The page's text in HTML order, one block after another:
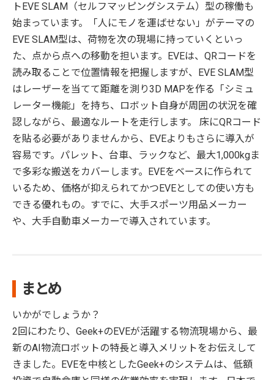
トEVE SLAM（セルフマッピングシステム）型の稼働も
始まっています。「人にモノを運ばせない」がテーマの
EVE SLAM型は、荷物を次の現場に持っていくといっ
た、点から点への移動を担います。EVEは、QRコードを
読み取ることで位置情報を把握しますが、EVE SLAM型
はレーザーを当てて距離を測り3D MAPを作る「シミュ
レーター機能」を持ち、ロボット自身が周囲の状況を確
認しながら、最適なルートを走行します。 床にQRコード
を貼る必要がありませんから、EVEよりもさらに導入が
容易です。パレット、台車、ラックなど、最大1,000kgま
で多彩な搬送をカバーします。EVEをベースに作られて
いるため、価格が抑えられてかつEVEとしての使い方も
できる優れもの。すでに、大手スポーツ用品メーカー
や、大手自動車メーカーで導入されています。
まとめ
いかがでしょうか？
2回にわたり、Geek+のEVEが活躍する物流現場から、最
新のAI物流ロボットの特長と導入メリットをお伝えして
きました。EVEを中核としたGeek+のシステムは、低額